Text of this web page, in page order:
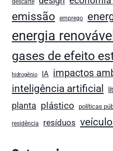
descarte
emissão emprego
energia renovável
gases de efeito
hidrogênio IA impactos
inteligência artificial
planta plástico políticas
residência resíduos